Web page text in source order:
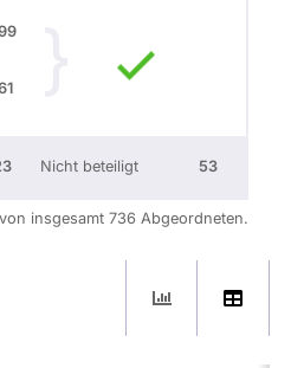
Nicht beteiligt 53
insgesamt 736 Abgeordneten.